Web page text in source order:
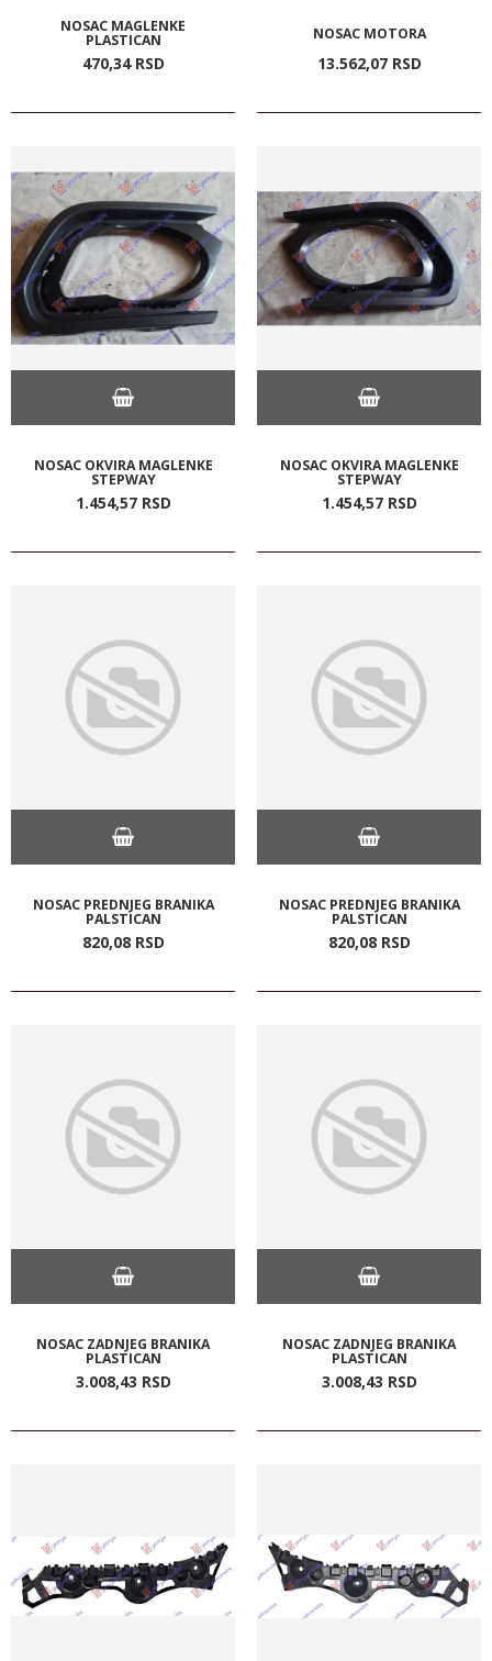
NOSAC MAGLENKE
PLASTICAN
470,34 RSD
NOSAC MOTORA
13.562,07 RSD
NOSAC OKVIRA MAGLENKE
STEPWAY
1.454,57 RSD
NOSAC OKVIRA MAGLENKE
STEPWAY
1.454,57 RSD
NOSAC PREDNJEG BRANIKA
PALSTICAN
820,08 RSD
NOSAC PREDNJEG BRANIKA
PALSTICAN
820,08 RSD
NOSAC ZADNJEG BRANIKA
PLASTICAN
3.008,43 RSD
NOSAC ZADNJEG BRANIKA
PLASTICAN
3.008,43 RSD